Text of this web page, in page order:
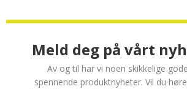
Meld deg på vårt
Av og til har vi noen skikkelige
spennende produktnyheter. Vil du